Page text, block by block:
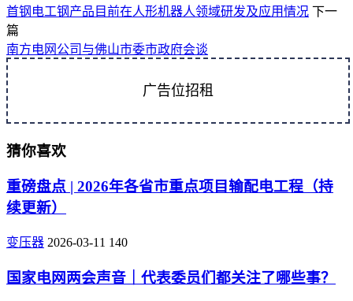
首钢电工钢产品目前在人形机器人领域研发及应用情况 下一
篇
南方电网公司与佛山市委市政府会谈
广告位招租
猜你喜欢
重磅盘点 | 2026年各省市重点项目输配电工程（持
续更新）
变压器 2026-03-11 140
国家电网两会声音｜代表委员们都关注了哪些事？